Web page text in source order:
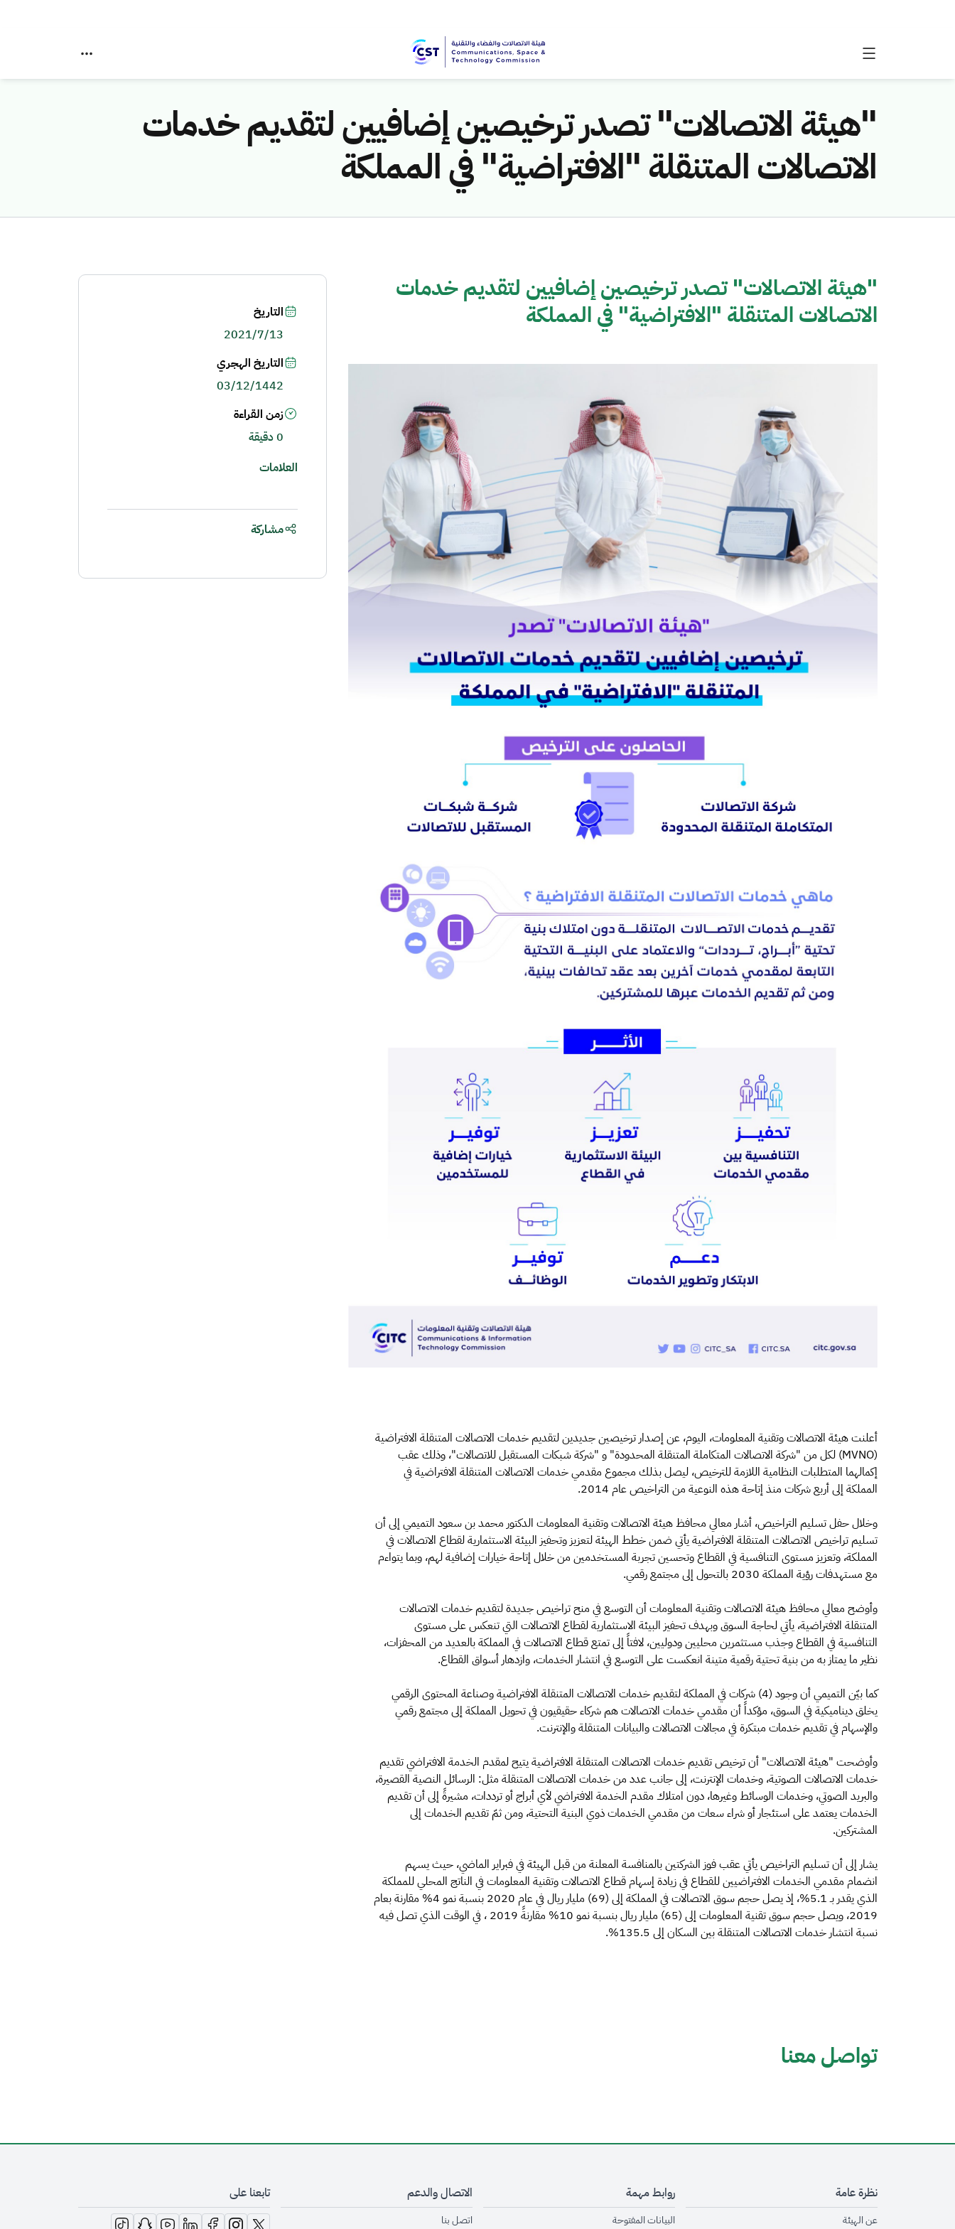
"هيئة الاتصالات" تصدر ترخيصين إضافيين لتقديم خدمات
الاتصالات المتنقلة "الافتراضية" في المملكة
"هيئة الاتصالات" تصدر ترخيصين إضافيين لتقديم خدمات
الاتصالات المتنقلة "الافتراضية" في المملكة
أعلنت هيئة الاتصالات وتقنية المعلومات، اليوم، عن إصدار ترخيصين جديدين لتقديم خدمات الاتصالات المتنقلة الافتراضية
(MVNO) لكل من "شركة الاتصالات المتكاملة المتنقلة المحدودة" و "شركة شبكات المستقبل للاتصالات"، وذلك عقب
إكمالهما المتطلبات النظامية اللازمة للترخيص، ليصل بذلك مجموع مقدمي خدمات الاتصالات المتنقلة الافتراضية في
المملكة إلى أربع شركات منذ إتاحة هذه النوعية من التراخيص عام 2014.
وخلال حفل تسليم التراخيص، أشار معالي محافظ هيئة الاتصالات وتقنية المعلومات الدكتور محمد بن سعود التميمي إلى أن
تسليم تراخيص الاتصالات المتنقلة الافتراضية يأتي ضمن خطط الهيئة لتعزيز وتحفيز البيئة الاستثمارية لقطاع الاتصالات في
المملكة، وتعزيز مستوى التنافسية في القطاع وتحسين تجربة المستخدمين من خلال إتاحة خيارات إضافية لهم، وبما يتواءم
مع مستهدفات رؤية المملكة 2030 بالتحول إلى مجتمع رقمي.
وأوضح معالي محافظ هيئة الاتصالات وتقنية المعلومات أن التوسع في منح تراخيص جديدة لتقديم خدمات الاتصالات
المتنقلة الافتراضية، يأتي لحاجة السوق وبهدف تحفيز البيئة الاستثمارية لقطاع الاتصالات التي تنعكس على مستوى
التنافسية في القطاع وجذب مستثمرين محليين ودوليين، لافتاً إلى تمتع قطاع الاتصالات في المملكة بالعديد من المحفزات،
نظير ما يمتاز به من بنية تحتية رقمية متينة انعكست على التوسع في انتشار الخدمات، وازدهار أسواق القطاع.
كما بيّن التميمي أن وجود (4) شركات في المملكة لتقديم خدمات الاتصالات المتنقلة الافتراضية وصناعة المحتوى الرقمي
يخلق ديناميكية في السوق، مؤكداً أن مقدمي خدمات الاتصالات هم شركاء حقيقيون في تحويل المملكة إلى مجتمع رقمي
والإسهام في تقديم خدمات مبتكرة في مجالات الاتصالات والبيانات المتنقلة والإنترنت.
وأوضحت "هيئة الاتصالات" أن ترخيص تقديم خدمات الاتصالات المتنقلة الافتراضية يتيح لمقدم الخدمة الافتراضي تقديم
خدمات الاتصالات الصوتية، وخدمات الإنترنت، إلى جانب عدد من خدمات الاتصالات المتنقلة مثل: الرسائل النصية القصيرة،
والبريد الصوتي، وخدمات الوسائط وغيرها، دون امتلاك مقدم الخدمة الافتراضي لأي أبراج أو ترددات، مشيرةً إلى أن تقديم
الخدمات يعتمد على استئجار أو شراء سعات من مقدمي الخدمات ذوي البنية التحتية، ومن ثمّ تقديم الخدمات إلى
المشتركين.
يشار إلى أن تسليم التراخيص يأتي عقب فوز الشركتين بالمنافسة المعلنة من قبل الهيئة في فبراير الماضي، حيث يسهم
انضمام مقدمي الخدمات الافتراضيين للقطاع في زيادة إسهام قطاع الاتصالات وتقنية المعلومات في الناتج المحلي للمملكة
الذي يقدر بـ 5.1%، إذ يصل حجم سوق الاتصالات في المملكة إلى (69) مليار ريال في عام 2020 بنسبة نمو 4% مقارنة بعام
2019، ويصل حجم سوق تقنية المعلومات إلى (65) مليار ريال بنسبة نمو 10% مقارنةً 2019 ، في الوقت الذي تصل فيه
نسبة انتشار خدمات الاتصالات المتنقلة بين السكان إلى 135.5%.
التاريخ
2021/7/13
التاريخ الهجري
03/12/1442
زمن القراءة
0 دقيقة
العلامات
مشاركة
تواصل معنا
نظرة عامة
عن الهيئةopens in new window
روابط مهمة
البيانات المفتوحةopens in new window
الاتصال والدعم
اتصل بنا
تابعنا على